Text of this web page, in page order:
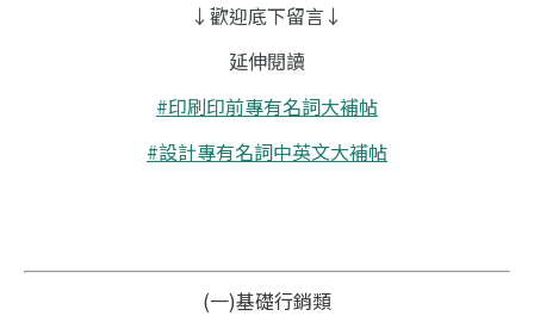
↓歡迎底下留言↓
延伸閱讀
#印刷印前專有名詞大補帖
#設計專有名詞中英文大補帖
(一)基礎行銷類